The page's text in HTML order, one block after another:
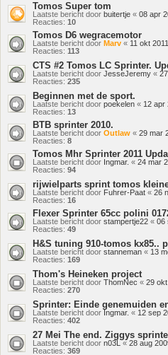
Tomos Super tom
Laatste bericht door buitertje « 08 apr
Reacties: 10
Tomos D6 wegracemotor
Laatste bericht door Marv « 11 okt
Reacties: 113
CTS #2 Tomos LC Sprinter.
Laatste bericht door JesseJeremy «
Reacties: 235
Beginnen met de sport.
Laatste bericht door poekelen « 12 apr
Reacties: 13
BTB sprinter 2010.
Laatste bericht door Outlaw « 29 mar
Reacties: 8
Tomos Mhr Sprinter 2011
Laatste bericht door Ingmar. « 24 mar
Reacties: 94
rijwielparts sprint tomos
Laatste bericht door Fuhrer-Paat « 26
Reacties: 16
Flexer Sprinter 65cc polini
Laatste bericht door stampertje22 « 06
Reacties: 49
H&S tuning 910-tomos kx85..
Laatste bericht door stanneman « 13
Reacties: 169
Thom's Heineken project
Laatste bericht door ThomNec « 29
Reacties: 270
Sprinter: Einde genemuiden
Laatste bericht door Ingmar. « 12 sep
Reacties: 402
27 Mei The end. Ziggys
Laatste bericht door n03L « 28 aug
Reacties: 369